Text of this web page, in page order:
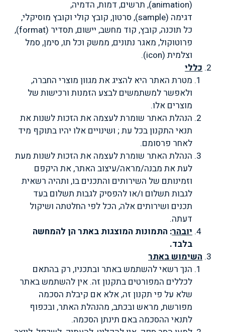
(
animation), תרשים, דמות, הדמיה,
דגימה (sample), סרטון, קובץ קולי וקובץ מוסיקלי,
כל תוכנה, קובץ, קוד מחשב, יישום, תסדיר (format)
,
פרוטוקול, מאגר נתונים, ממשק וכל תו, סימן, סמל
וצלמית (icon)
.
כללי
מטרת האתר היא להציג את מגוון מוצרי החברה,
ולאפשר למשתמשים לבצע הזמנות ורכישות של
מוצרים אלו.
הנהלת האתר שומרת לעצמה את הזכות לשנות את
תנאי התקנון בכל עת ; ושינויים אלו יהיו בתוקף מיד
לאחר פרסומם.
הנהלת האתר שומרת לעצמה את הזכות לשנות מעת
לעת את מבנה/מראה/עיצוב האתר, את היקפם
וזמינותם של השירותים והתכנים בו, ותהיה רשאית
לגבות תשלום ו/או להפסיק לגבות תשלום בעד
תכנים ושירותים אלה, הכל לפי החלטתה ושיקול
דעתה.
יובהר: התמונות המוצגות באתר הן להמחשה
בלבד.
השימוש באתר
הנך רשאי להשתמש באתר ובתכניו, רק בהתאם
לכללים המפורטים בתקנון זה. אין להשתמש באתר
שלא על פי תקנון זה, אלא אם קיבלת הסכמה
מפורשת, מראש ובכתב, מהנהלת האתר, ובכפוף
לתנאי ההסכמה באם תינתן הסכמה.